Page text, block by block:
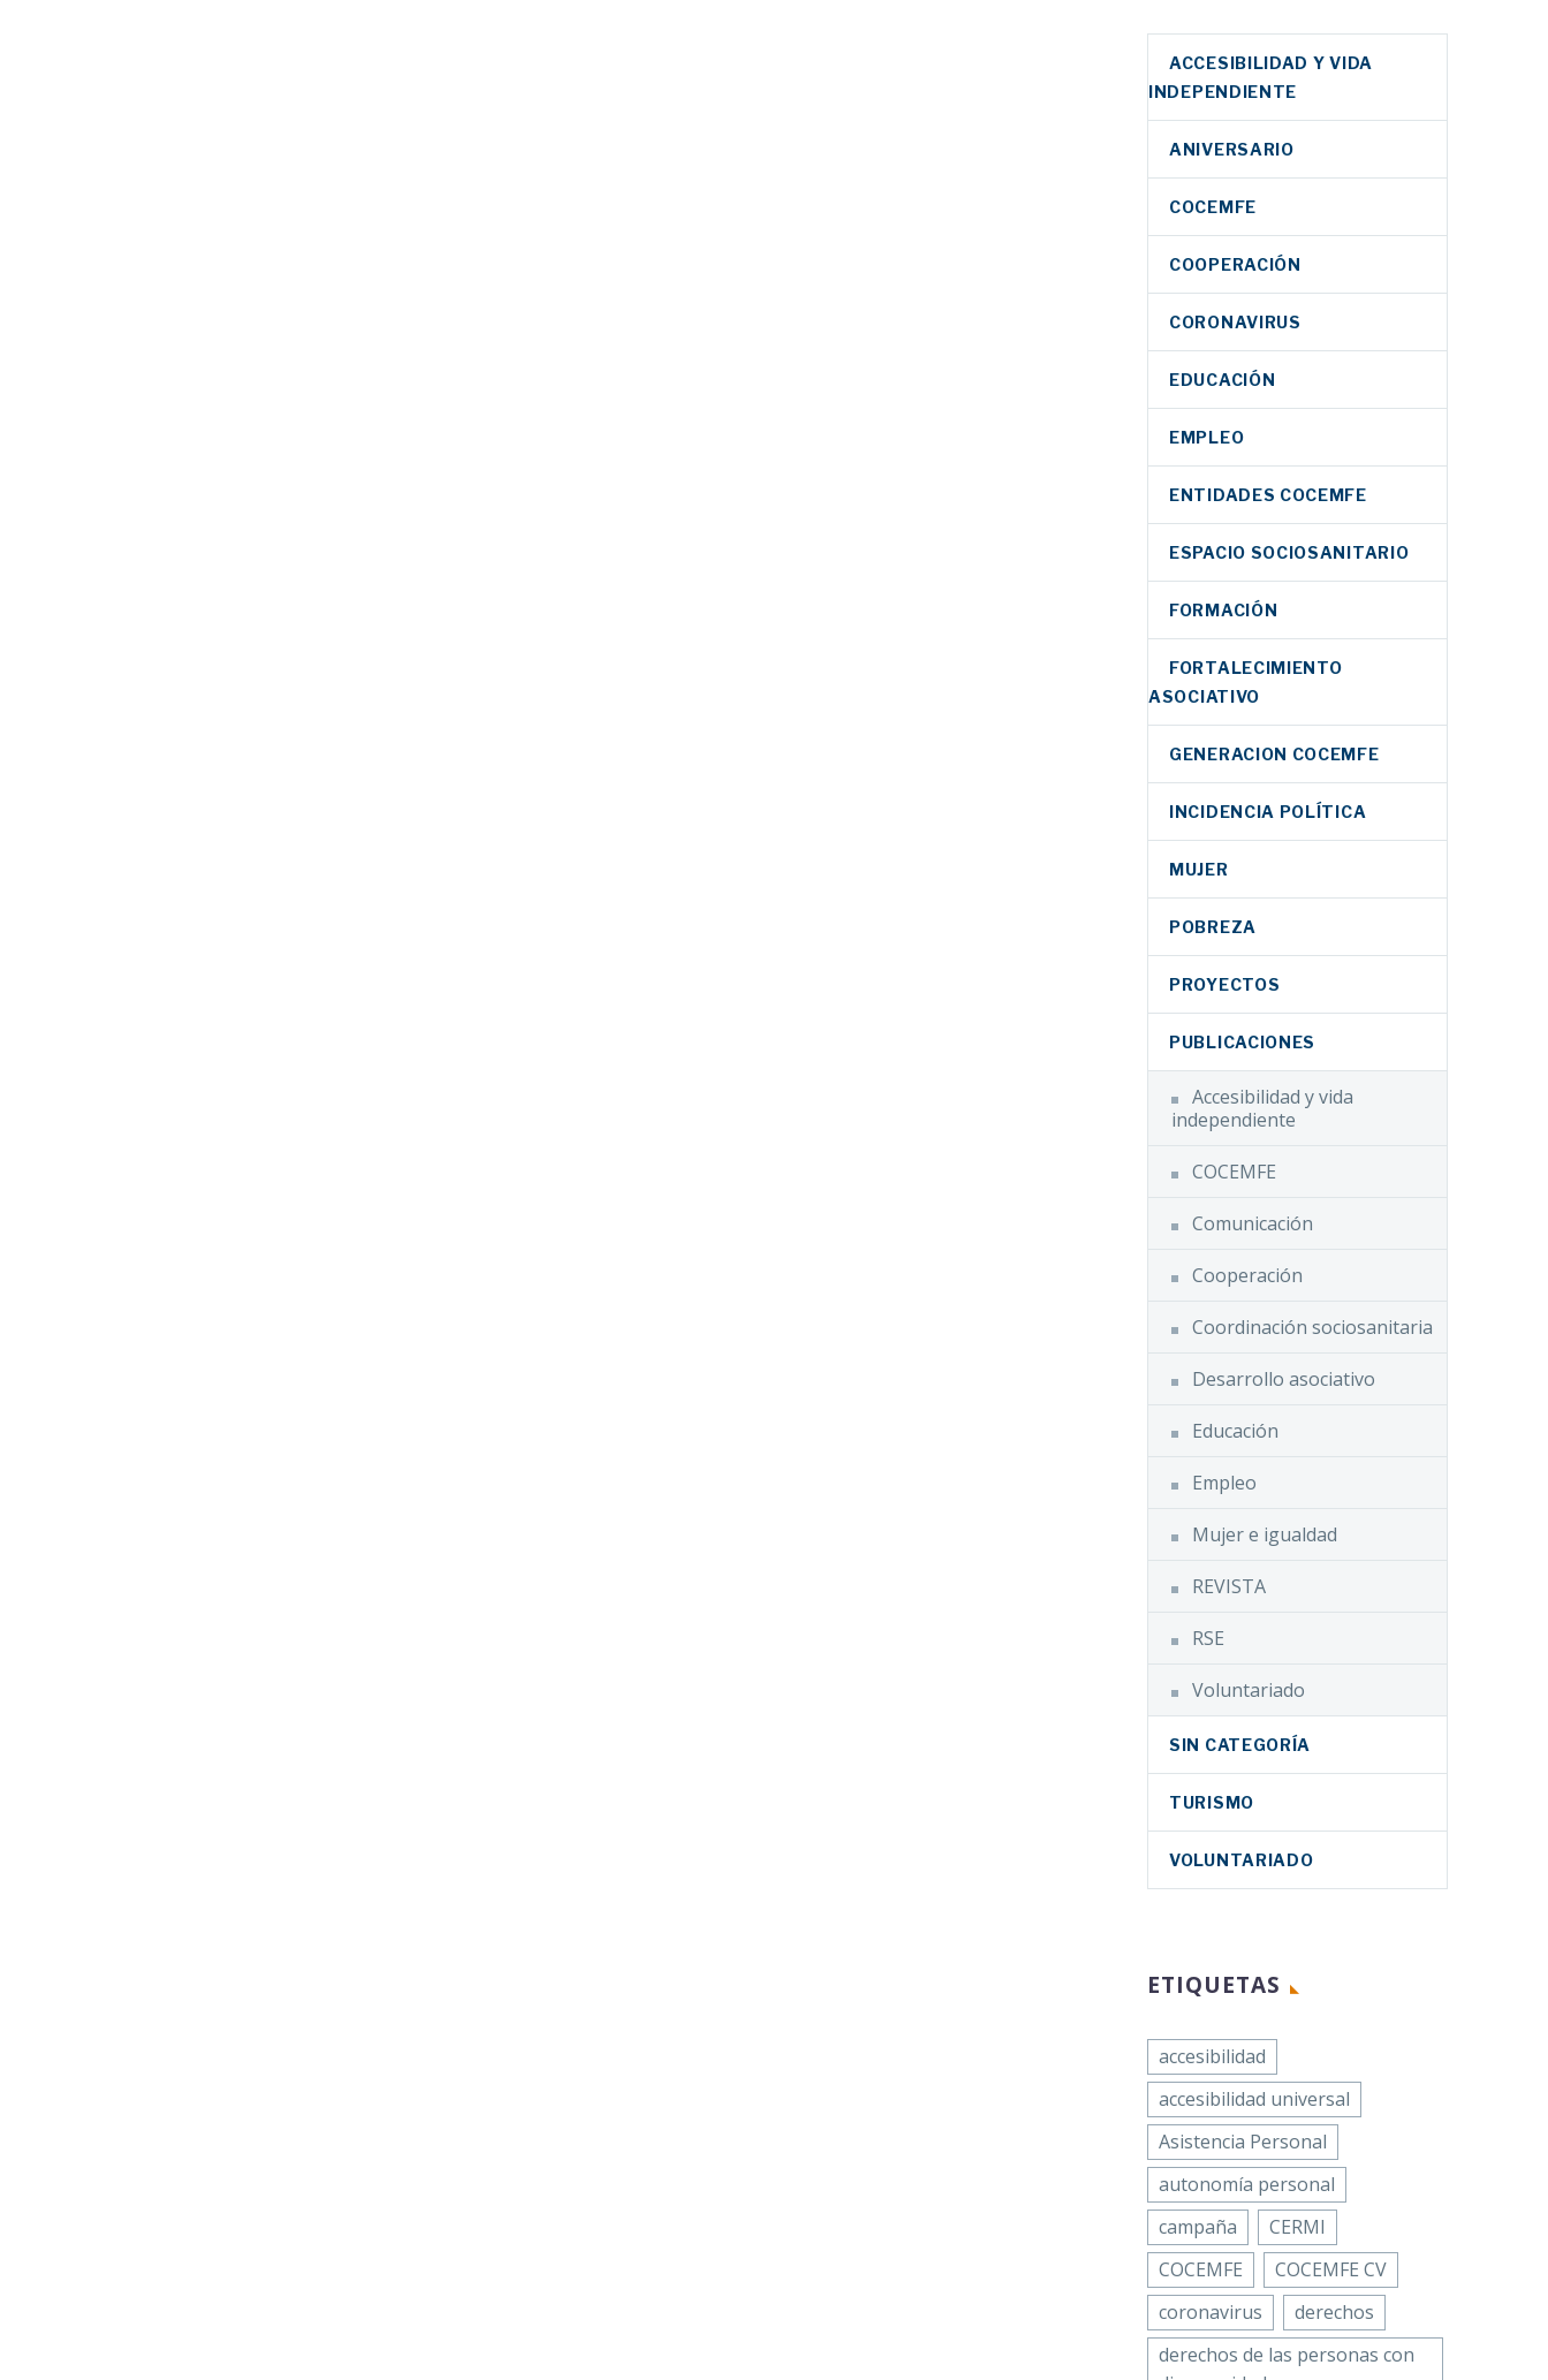
ACCESIBILIDAD Y VIDA
INDEPENDIENTE
ANIVERSARIO
COCEMFE
COOPERACIÓN
CORONAVIRUS
EDUCACIÓN
EMPLEO
ENTIDADES COCEMFE
ESPACIO SOCIOSANITARIO
FORMACIÓN
FORTALECIMIENTO
ASOCIATIVO
GENERACION COCEMFE
INCIDENCIA POLÍTICA
MUJER
POBREZA
PROYECTOS
PUBLICACIONES
Accesibilidad y vida
independiente
COCEMFE
Comunicación
Cooperación
Coordinación sociosanitaria
Desarrollo asociativo
Educación
Empleo
Mujer e igualdad
REVISTA
RSE
Voluntariado
SIN CATEGORÍA
TURISMO
VOLUNTARIADO
ETIQUETAS
accesibilidad
accesibilidad universal
Asistencia Personal
autonomía personal
campaña
CERMI
COCEMFE
COCEMFE CV
coronavirus
derechos
derechos de las personas con